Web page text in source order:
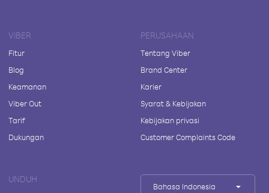
VIBER
Fitur
Blog
Keamanan
Viber Out
Tarif
Dukungan
PERUSAHAAN
Tentang Viber
Brand Center
Karier
Syarat & Kebijakan
Kebijakan privasi
Customer Complaints Code
UNDUH
Bahasa Indonesia